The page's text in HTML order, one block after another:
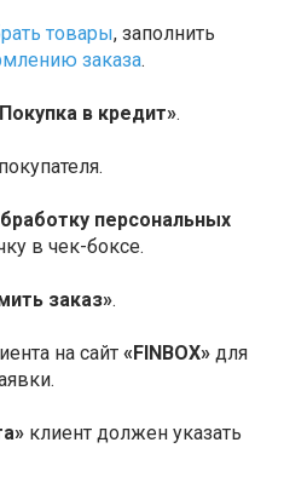
товары, заполнить
заказа.
в кредит».
персональных
в чек-боксе.
заказ».
на сайт «FINBOX» для
клиент должен указать